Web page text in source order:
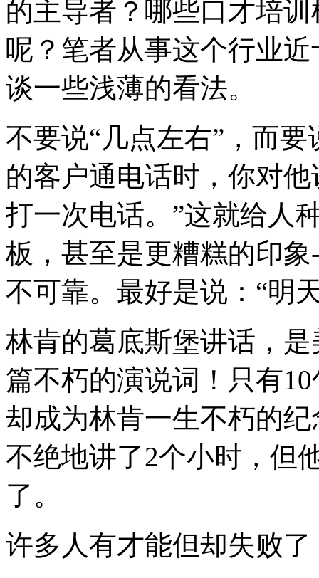
的主导者？哪些口才培
呢？笔者从事这个行业
谈一些浅薄的看法。
不要说“几点左右”，而
的客户通电话时，你对
打一次电话。”这就给人
板，甚至是更糟糕的印
不可靠。最好是说：“明
林肯的葛底斯堡讲话，
篇不朽的演说词！只有
却成为林肯一生不朽的
不绝地讲了2个小时，但
了。
许多人有才能但却失败